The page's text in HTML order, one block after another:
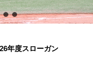
年度スローガン